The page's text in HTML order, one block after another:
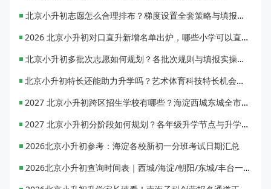
北京小升初志愿怎么合理排布？梯度设置全套策略与填报避坑指南
2026 北京小升初对口直升新增名单出炉，哪些小学可以直升优质初中？
北京小升初多批次志愿如何规划？各批次规则与填报实操指南
北京小升初特长还能助力升学吗？艺术体育科技特长机会与误区全面解析
2027 北京小升初跨区招生学校有哪些？海淀西城东城全市招生校完整汇总
2027 北京小升初分阶段如何规划？各年级升学节点与升学通道全梳理
2026北京小升初参考：海淀各校新初一分班考试日期汇总
2026北京小升初查询时间表｜西城/海淀/朝阳/东城/丰台一键对照